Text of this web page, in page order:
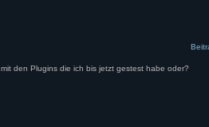
den Plugins die ich bis jetzt gestest habe oder?